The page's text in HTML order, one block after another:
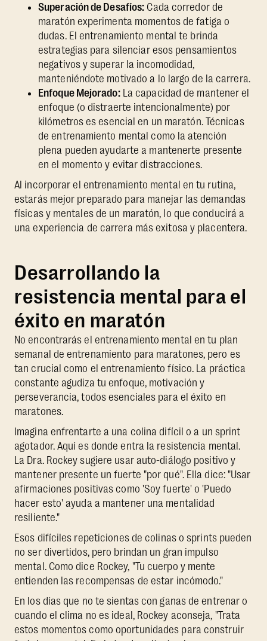
Superación de Desafíos: Cada corredor de
maratón experimenta momentos de fatiga o
dudas. El entrenamiento mental te brinda
estrategias para silenciar esos pensamientos
negativos y superar la incomodidad,
manteniéndote motivado a lo largo de la carrera.
Enfoque Mejorado:La capacidad de mantener el
enfoque (o distraerte intencionalmente) por
kilómetros es esencial en un maratón. Técnicas
de entrenamiento mental como la atención
plena pueden ayudarte a mantenerte presente
en el momento y evitar distracciones.
Al incorporar el entrenamiento mental en tu rutina,
estarás mejor preparado para manejar las demandas
físicas y mentales de un maratón, lo que conducirá a
una experiencia de carrera más exitosa y placentera.
Desarrollando la
resistencia mental para el
éxito en maratón
No encontrarás el entrenamiento mental en tu plan
semanal de entrenamiento para maratones, pero es
tan crucial como el entrenamiento físico. La práctica
constante agudiza tu enfoque, motivación y
perseverancia, todos esenciales para el éxito en
maratones.
Imagina enfrentarte a una colina difícil o a un sprint
agotador. Aquí es donde entra la resistencia mental.
La Dra. Rockey sugiere usar auto-diálogo positivo y
mantener presente un fuerte "por qué". Ella dice: "Usar
afirmaciones positivas como 'Soy fuerte' o 'Puedo
hacer esto' ayuda a mantener una mentalidad
resiliente."
Esos difíciles repeticiones de colinas o sprints pueden
no ser divertidos, pero brindan un gran impulso
mental. Como dice Rockey, "Tu cuerpo y mente
entienden las recompensas de estar incómodo."
En los días que no te sientas con ganas de entrenar o
cuando el clima no es ideal, Rockey aconseja, "Trata
estos momentos como oportunidades para construir